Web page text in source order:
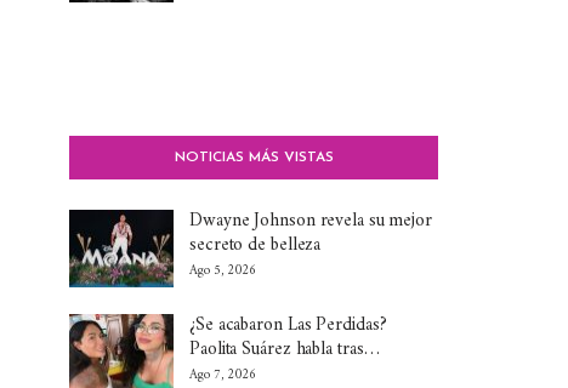
NOTICIAS MÁS VISTAS
Dwayne Johnson revela su mejor
secreto de belleza
Ago 5, 2026
¿Se acabaron Las Perdidas?
Paolita Suárez habla tras…
Ago 7, 2026